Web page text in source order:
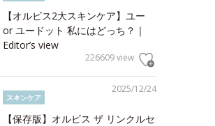
【オルビス2大スキンケア】ユー
or ユードット 私にはどっち？｜
Editor’s view
226609 view
2025/12/24
スキンケア
【保存版】オルビス ザ リンクルセ